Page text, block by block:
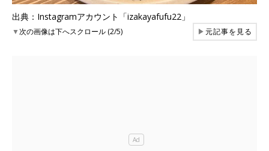
出典：Instagramアカウント「izakayafufu22」
▼次の画像は下へスクロール (2/5) ▶元記事を見る